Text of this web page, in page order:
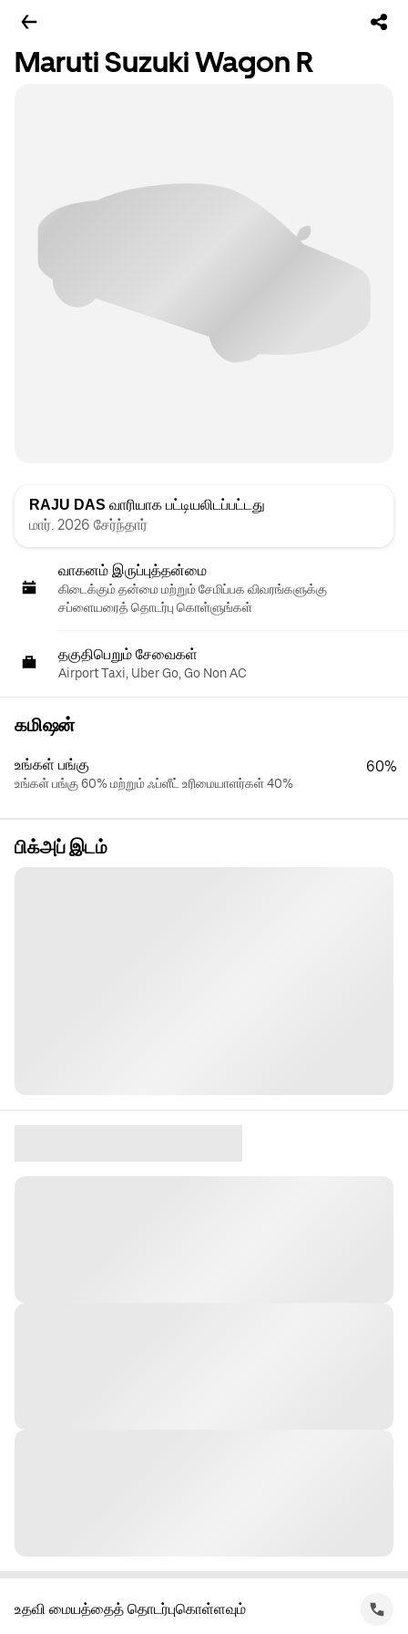
Maruti Suzuki Wagon R
RAJU DAS வாரியாக பட்டியலிடப்பட்டது
மார். 2026 சேர்ந்தார்
வாகனம் இருப்புத்தன்மை
கிடைக்கும் தன்மை மற்றும் சேமிப்பக விவரங்களுக்கு
சப்ளையரைத் தொடர்பு கொள்ளுங்கள்
தகுதிபெறும் சேவைகள்
Airport Taxi, Uber Go, Go Non AC
கமிஷன்
உங்கள் பங்கு
உங்கள் பங்கு 60% மற்றும் ஃப்ளீட் உரிமையாளர்கள் 40%
60%
பிக்அப் இடம்
உதவி மையத்தைத் தொடர்புகொள்ளவும்